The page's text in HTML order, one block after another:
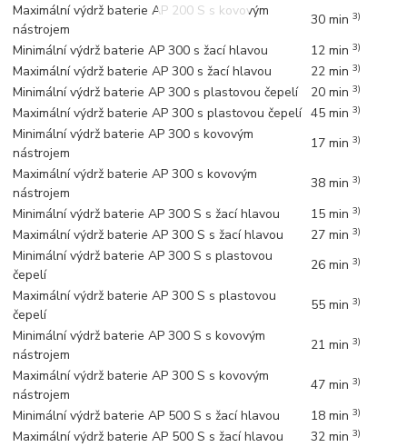
Maximální výdrž baterie AP 200 S s kovovým
nástrojem
30 min3)
Minimální výdrž baterie AP 300 s žací hlavou 12 min3)
Maximální výdrž baterie AP 300 s žací hlavou 22 min3)
Minimální výdrž baterie AP 300 s plastovou čepelí 20 min3)
Maximální výdrž baterie AP 300 s plastovou čepelí 45 min3)
Minimální výdrž baterie AP 300 s kovovým
nástrojem
17 min3)
Maximální výdrž baterie AP 300 s kovovým
nástrojem
38 min3)
Minimální výdrž baterie AP 300 S s žací hlavou 15 min3)
Maximální výdrž baterie AP 300 S s žací hlavou 27 min3)
Minimální výdrž baterie AP 300 S s plastovou
čepelí
26 min3)
Maximální výdrž baterie AP 300 S s plastovou
čepelí
55 min3)
Minimální výdrž baterie AP 300 S s kovovým
nástrojem
21 min3)
Maximální výdrž baterie AP 300 S s kovovým
nástrojem
47 min3)
Minimální výdrž baterie AP 500 S s žací hlavou 18 min3)
Maximální výdrž baterie AP 500 S s žací hlavou 32 min3)